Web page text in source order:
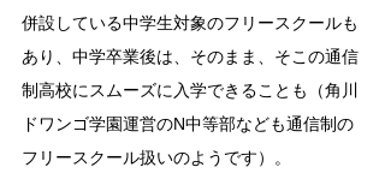
併設している中学生対象のフリースクールも
あり、中学卒業後は、そのまま、そこの通信
制高校にスムーズに入学できることも（角川
ドワンゴ学園運営のN中等部なども通信制の
フリースクール扱いのようです）。